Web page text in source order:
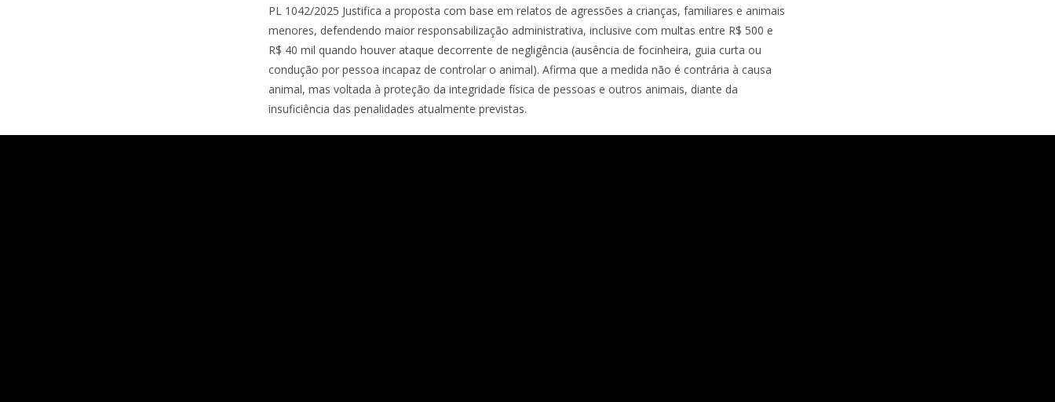
PL 1042/2025 Justifica a proposta com base em relatos de agressões a crianças, familiares e animais
menores, defendendo maior responsabilização administrativa, inclusive com multas entre R$ 500 e
R$ 40 mil quando houver ataque decorrente de negligência (ausência de focinheira, guia curta ou
condução por pessoa incapaz de controlar o animal). Afirma que a medida não é contrária à causa
animal, mas voltada à proteção da integridade física de pessoas e outros animais, diante da
insuficiência das penalidades atualmente previstas.